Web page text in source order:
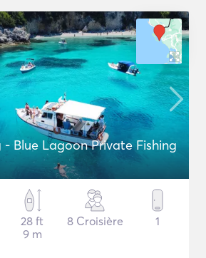
- Blue Lagoon Private Fishing
28 ft
9 m
8 Croisière 1